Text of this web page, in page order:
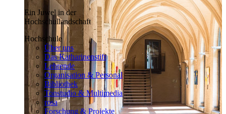
Ein Juwel in der
Hochschullandschaft
Hochschule
Über uns
Das Katharinenstift
Lehrende
Organisation & Personal
Bibliothek
Tonstudio & Multimedia
rosa
Forschung & Projekte